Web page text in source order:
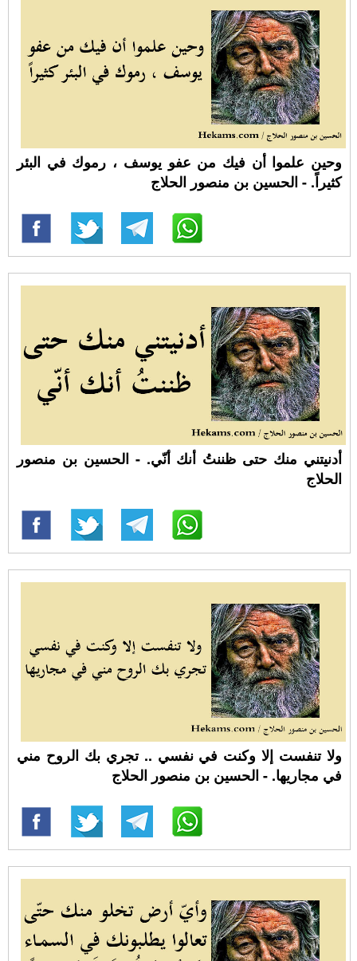
وحين علموا أن فيك من عفو يوسف ، رموك في البئر
كثيراً. - الحسين بن منصور الحلاج
أدنيتني منك حتى ظننتُ أنك أنّي. - الحسين بن منصور
الحلاج
ولا تنفست إلا وكنت في نفسي‏ .. تجري بك الروح مني
في مجاريها. - الحسين بن منصور الحلاج